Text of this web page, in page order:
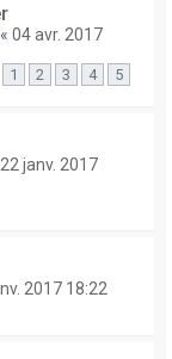
« 04 avr. 2017
1 2 3 4 5
22 janv. 2017
2017 18:22